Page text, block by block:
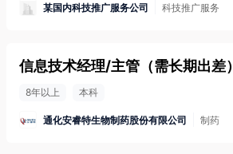
某国内科技推广服务公司 科技推广服务
信息技术经理/主管（需长期出差）
8年以上 本科
通化安睿特生物制药股份有限公司 制药